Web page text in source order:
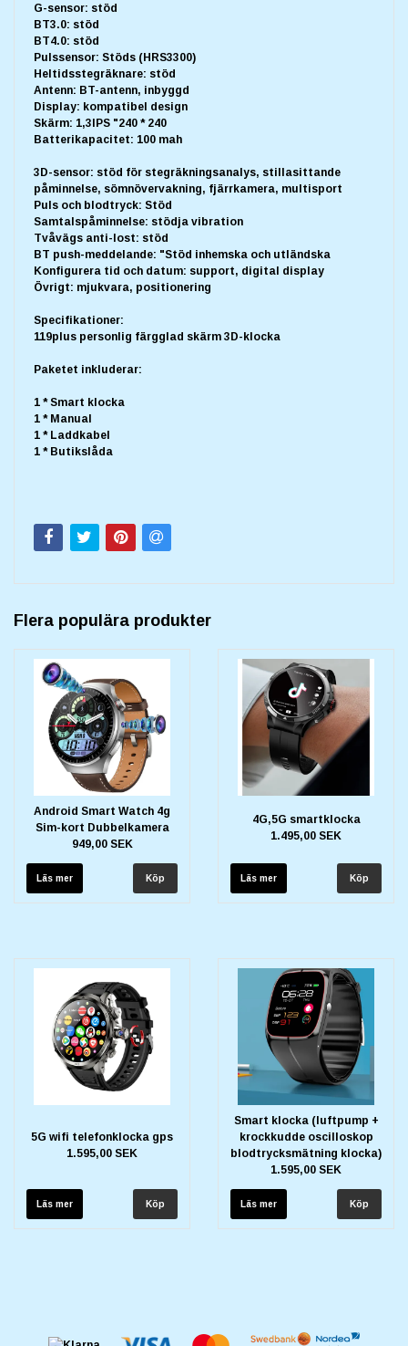
G-sensor: stöd
BT3.0: stöd
BT4.0: stöd
Pulssensor: Stöds (HRS3300)
Heltidsstegräknare: stöd
Antenn: BT-antenn, inbyggd
Display: kompatibel design
Skärm: 1,3IPS "240 * 240
Batterikapacitet: 100 mah
3D-sensor: stöd för stegräkningsanalys, stillasittande
påminnelse, sömnövervakning, fjärrkamera, multisport
Puls och blodtryck: Stöd
Samtalspåminnelse: stödja vibration
Tvåvägs anti-lost: stöd
BT push-meddelande: "Stöd inhemska och utländska
Konfigurera tid och datum: support, digital display
Övrigt: mjukvara, positionering
Specifikationer:
119plus personlig färgglad skärm 3D-klocka
Paketet inkluderar:
1 * Smart klocka
1 * Manual
1 * Laddkabel
1 * Butikslåda
Flera populära produkter
Android Smart Watch 4g
Sim-kort Dubbelkamera
949,00 SEK
Läs mer
4G,5G smartklocka
1.495,00 SEK
Läs mer
5G wifi telefonklocka gps
1.595,00 SEK
Läs mer
Smart klocka (luftpump +
krockkudde oscilloskop
blodtrycksmätning klocka)
1.595,00 SEK
Läs mer